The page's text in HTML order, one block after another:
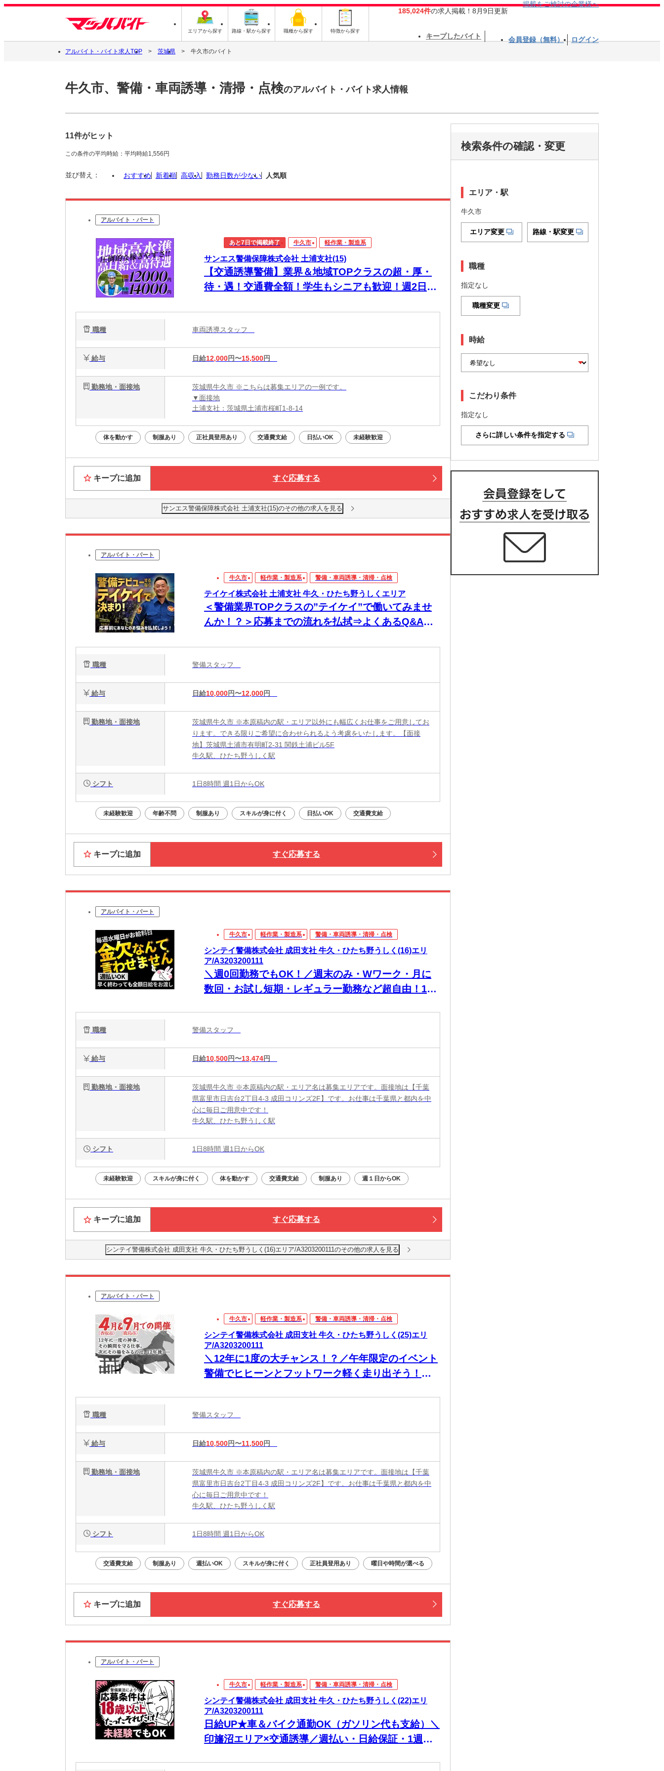
エリアから探す 路線・駅から探す 職種から探す 特徴から探す
185,024件の求人掲載！8月9日更新
掲載をご検討の企業様へ
キープしたバイト 会員登録（無料） ログイン
アルバイト・バイト求人TOP 茨城県 牛久市のバイト
牛久市、警備・車両誘導・清掃・点検のアルバイト・バイト求人情報
11件がヒット
この条件の平均時給：平均時給1,556円
並び替え： おすすめ 新着順 高収入 勤務日数が少ない 人気順
アルバイト・パート
あと7日で掲載終了 牛久市 軽作業・製造系
サンエス警備保障株式会社 土浦支社(15)
【交通誘導警備】業界＆地域TOPクラスの超・厚・
待・遇！交通費全額！学生もシニアも歓迎！週2日～
職種 車両誘導スタッフ
給与 日給12,000円〜15,500円
勤務地・面接地
茨城県牛久市 ※こちらは募集エリアの一例です。
▼面接地
土浦支社：茨城県土浦市桜町1-8-14
体を動かす 制服あり 正社員登用あり 交通費支給 日払いOK 未経験歓迎
キープに追加 すぐ応募する
サンエス警備保障株式会社 土浦支社(15)のその他の求人を見る
アルバイト・パート
牛久市 軽作業・製造系 警備・車両誘導・清掃・点検
テイケイ株式会社 土浦支社 牛久・ひたち野うしくエリア
＜警備業界TOPクラスの”テイケイ”で働いてみませ
んか！？＞応募までの流れを払拭⇒よくあるQ&A大
職種 警備スタッフ
給与 日給10,000円〜12,000円
勤務地・面接地
茨城県牛久市 ※本原稿内の駅・エリア以外にも幅広くお仕事をご用意してお
ります。できる限りご希望に合わせられるよう考慮をいたします。【面接
地】茨城県土浦市有明町2-31 関鉄土浦ビル5F
牛久駅、ひたち野うしく駅
シフト 1日8時間 週1日からOK
未経験歓迎 年齢不問 制服あり スキルが身に付く 日払いOK 交通費支給
キープに追加 すぐ応募する
アルバイト・パート
牛久市 軽作業・製造系 警備・車両誘導・清掃・点検
シンテイ警備株式会社 成田支社 牛久・ひたち野うしく(16)エリ
ア/A3203200111
＼週0回勤務でもOK！／週末のみ・Wワーク・月に
数回・お試し短期・レギュラー勤務など超自由！1週
る！
職種 警備スタッフ
給与 日給10,500円〜13,474円
勤務地・面接地
茨城県牛久市 ※本原稿内の駅・エリア名は募集エリアです。面接地は【千葉
県富里市日吉台2丁目4-3 成田コリンズ2F】です。お仕事は千葉県と都内を中
心に毎日ご用意中です！
牛久駅、ひたち野うしく駅
シフト 1日8時間 週1日からOK
未経験歓迎 スキルが身に付く 体を動かす 交通費支給 制服あり 週１日からOK
キープに追加 すぐ応募する
シンテイ警備株式会社 成田支社 牛久・ひたち野うしく(16)エリア/A3203200111のその他の求人を見る
アルバイト・パート
牛久市 軽作業・製造系 警備・車両誘導・清掃・点検
シンテイ警備株式会社 成田支社 牛久・ひたち野うしく(25)エリ
ア/A3203200111
＼12年に1度の大チャンス！？／午年限定のイベント
警備でヒヒーンとフットワーク軽く走り出そう！入
職種 警備スタッフ
給与 日給10,500円〜11,500円
勤務地・面接地
茨城県牛久市 ※本原稿内の駅・エリア名は募集エリアです。面接地は【千葉
県富里市日吉台2丁目4-3 成田コリンズ2F】です。お仕事は千葉県と都内を中
心に毎日ご用意中です！
牛久駅、ひたち野うしく駅
シフト 1日8時間 週1日からOK
交通費支給 制服あり 週払いOK スキルが身に付く 正社員登用あり 曜日や時間が選べる
キープに追加 すぐ応募する
アルバイト・パート
牛久市 軽作業・製造系 警備・車両誘導・清掃・点検
シンテイ警備株式会社 成田支社 牛久・ひたち野うしく(22)エリ
ア/A3203200111
日給UP★車＆バイク通勤OK（ガソリン代も支給）＼
印旛沼エリア×交通誘導／週払い・日給保証・1週間
検索条件の確認・変更
エリア・駅
牛久市
エリア変更 路線・駅変更
職種
指定なし
職種変更
時給
こだわり条件
指定なし
さらに詳しい条件を指定する